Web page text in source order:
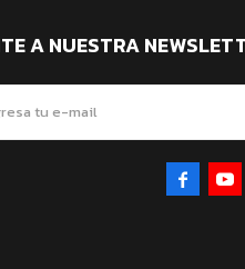
A NUESTRA
 